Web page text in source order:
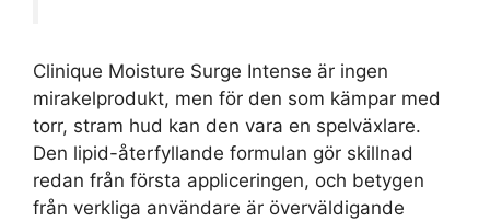
Clinique Moisture Surge Intense är ingen
mirakelprodukt, men för den som kämpar med
torr, stram hud kan den vara en spelväxlare.
Den lipid-återfyllande formulan gör skillnad
redan från första appliceringen, och betygen
från verkliga användare är överväldigande